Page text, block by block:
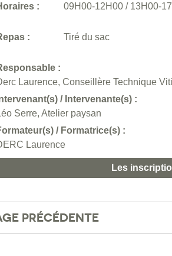
: 09H00-12H00 / 13H00-
: Tiré du sac
:
Laurence, Conseillère Technique
/ Intervenante(s) :
Serre, Atelier paysan
/ Formatrice(s) :
Laurence
Les
PRÉCÉDENTE